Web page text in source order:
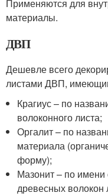
Применяются для
материалы.
ДВП
Дешевле всего
листами ДВП,
Крагиус – по
волоконного листа;
Оргалит – по
материала
форму);
Мазонит – по имени
древесных волокон